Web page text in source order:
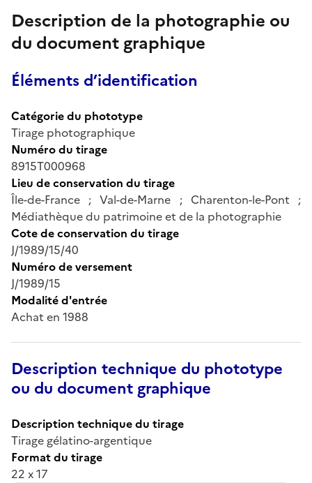
Description de la photographie ou
du document graphique
Éléments d’identification
Catégorie du phototype
Tirage photographique
Numéro du tirage
8915T000968
Lieu de conservation du tirage
Île-de-France ; Val-de-Marne ; Charenton-le-Pont ;
Médiathèque du patrimoine et de la photographie
Cote de conservation du tirage
J/1989/15/40
Numéro de versement
J/1989/15
Modalité d'entrée
Achat en 1988
Description technique du phototype
ou du document graphique
Description technique du tirage
Tirage gélatino-argentique
Format du tirage
22 x 17